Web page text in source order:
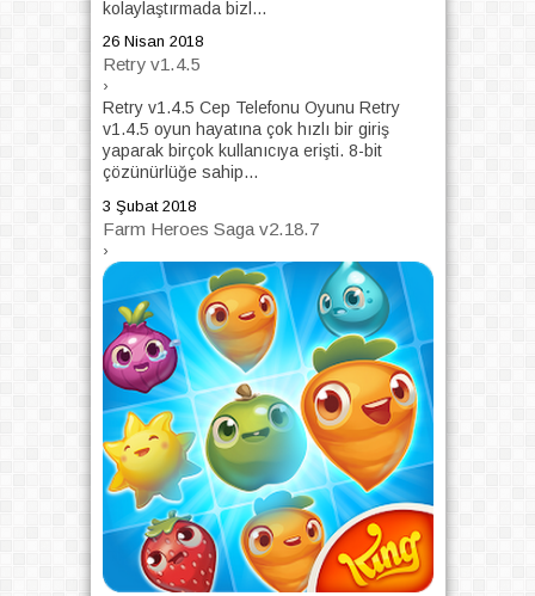
kolaylaştırmada bizl...
26 Nisan 2018
Retry v1.4.5
›
Retry v1.4.5 Cep Telefonu Oyunu Retry
v1.4.5 oyun hayatına çok hızlı bir giriş
yaparak birçok kullanıcıya erişti. 8-bit
çözünürlüğe sahip...
3 Şubat 2018
Farm Heroes Saga v2.18.7
›